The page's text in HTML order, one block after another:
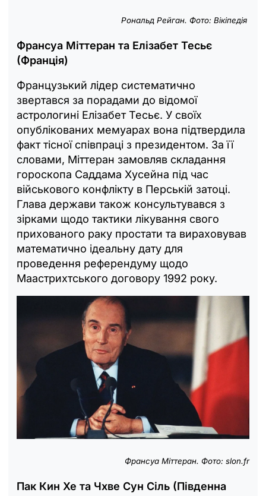
Рональд Рейган. Фото: Вікіпедія
Франсуа Міттеран та Елізабет Тесьє
(Франція)
Французький лідер систематично
звертався за порадами до відомої
астрологині Елізабет Тесьє. У своїх
опублікованих мемуарах вона підтвердила
факт тісної співпраці з президентом. За її
словами, Міттеран замовляв складання
гороскопа Саддама Хусейна під час
військового конфлікту в Перській затоці.
Глава держави також консультувався з
зірками щодо тактики лікування свого
прихованого раку простати та вираховував
математично ідеальну дату для
проведення референдуму щодо
Маастрихтського договору 1992 року.
Франсуа Міттеран. Фото: slon.fr
Пак Кин Хе та Чхве Сун Сіль (Південна